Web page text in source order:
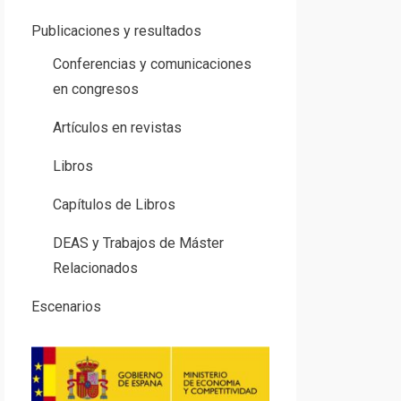
Publicaciones y resultados
Conferencias y comunicaciones
en congresos
Artículos en revistas
Libros
Capítulos de Libros
DEAS y Trabajos de Máster
Relacionados
Escenarios